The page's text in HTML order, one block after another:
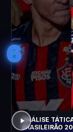
6
ANÁLISE
BRASILEIRÃO